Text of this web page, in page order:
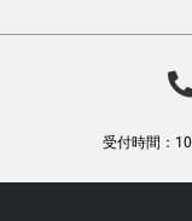
受付時間：